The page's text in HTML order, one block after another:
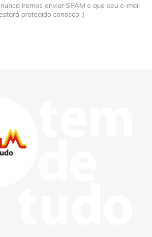
iremos enviar SPAM e que seu e-mail
protegido conosco ;)